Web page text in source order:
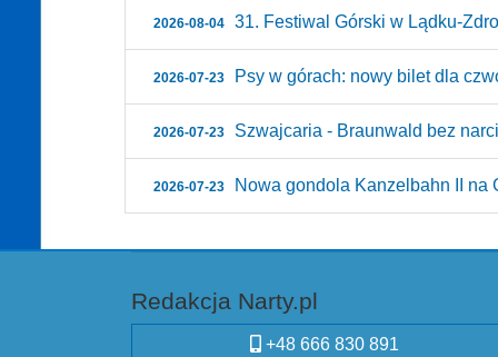
2026-08-04 31. Festiwal Górski w Lądku-
2026-07-23 Psy w górach: nowy bilet dla
2026-07-23 Szwajcaria - Braunwald bez
2026-07-23 Nowa gondola Kanzelbahn II na
Redakcja Narty.pl
+48 666 830 891